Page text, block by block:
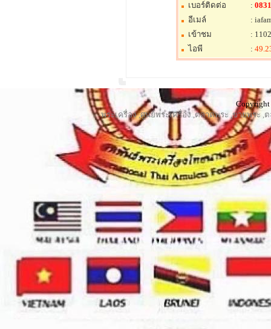
เบอร์ติดต่อ
:
อีเมล์
:
เข้าชม
:
ไอพี
:
Copyright
พระเครื่อง ,ศูนย์พระเครื่อง,ตลาดพระ ,ขายพระ ,ต